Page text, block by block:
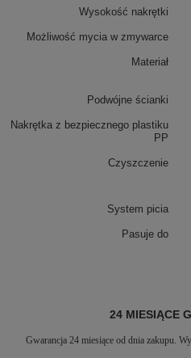
Wysokość nakrętki
Możliwość mycia w zmywarce
Materiał
Podwójne ścianki
Nakrętka z bezpiecznego plastiku
PP
Czyszczenie
System picia
Pasuje do
24 MIESIĄCE
Gwarancja 24 miesiące od dnia zakupu.